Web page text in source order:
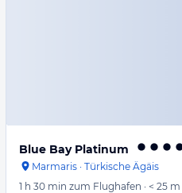
Blue Bay Platinum
Marmaris · Türkische Ägäis
1 h 30 min zum Flughafen · < 25 m